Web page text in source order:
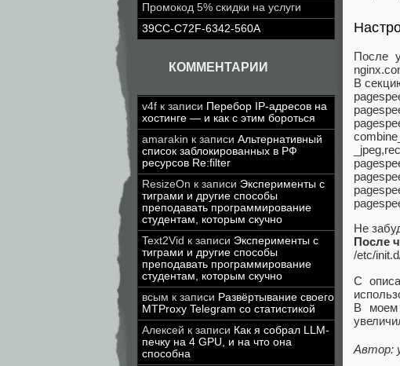
Промокод 5% скидки на услуги
39CC-C72F-6342-560A
КОММЕНТАРИИ
v4f к записи Перебор IP-адресов на
хостинге — и как с этим бороться
amarakin к записи Альтернативный
список заблокированных в РФ
ресурсов Re:filter
ResizeOn к записи Эксперименты с
тиграми и другие способы
преподавать программирование
студентам, которым скучно
Text2Vid к записи Эксперименты с
тиграми и другие способы
преподавать программирование
студентам, которым скучно
всым к записи Развёртывание своего
MTProxy Telegram со статистикой
Алексей к записи Как я собрал LLM-
печку на 4 GPU, и на что она
способна
После
В
Не
После
/etc/
С
В моем
Автор: